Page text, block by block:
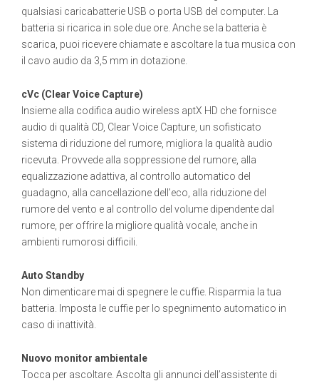
qualsiasi caricabatterie USB o porta USB del computer. La
batteria si ricarica in sole due ore. Anche se la batteria è
scarica, puoi ricevere chiamate e ascoltare la tua musica con
il cavo audio da 3,5 mm in dotazione.
cVc (Clear Voice Capture)
Insieme alla codifica audio wireless aptX HD che fornisce
audio di qualità CD, Clear Voice Capture, un sofisticato
sistema di riduzione del rumore, migliora la qualità audio
ricevuta. Provvede alla soppressione del rumore, alla
equalizzazione adattiva, al controllo automatico del
guadagno, alla cancellazione dell’eco, alla riduzione del
rumore del vento e al controllo del volume dipendente dal
rumore, per offrire la migliore qualità vocale, anche in
ambienti rumorosi difficili.
Auto Standby
Non dimenticare mai di spegnere le cuffie. Risparmia la tua
batteria. Imposta le cuffie per lo spegnimento automatico in
caso di inattività.
Nuovo monitor ambientale
Tocca per ascoltare. Ascolta gli annunci dell’assistente di